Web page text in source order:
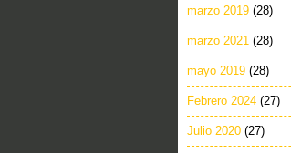
marzo 2019 (28)
marzo 2021 (28)
mayo 2019 (28)
Febrero 2024 (27)
Julio 2020 (27)